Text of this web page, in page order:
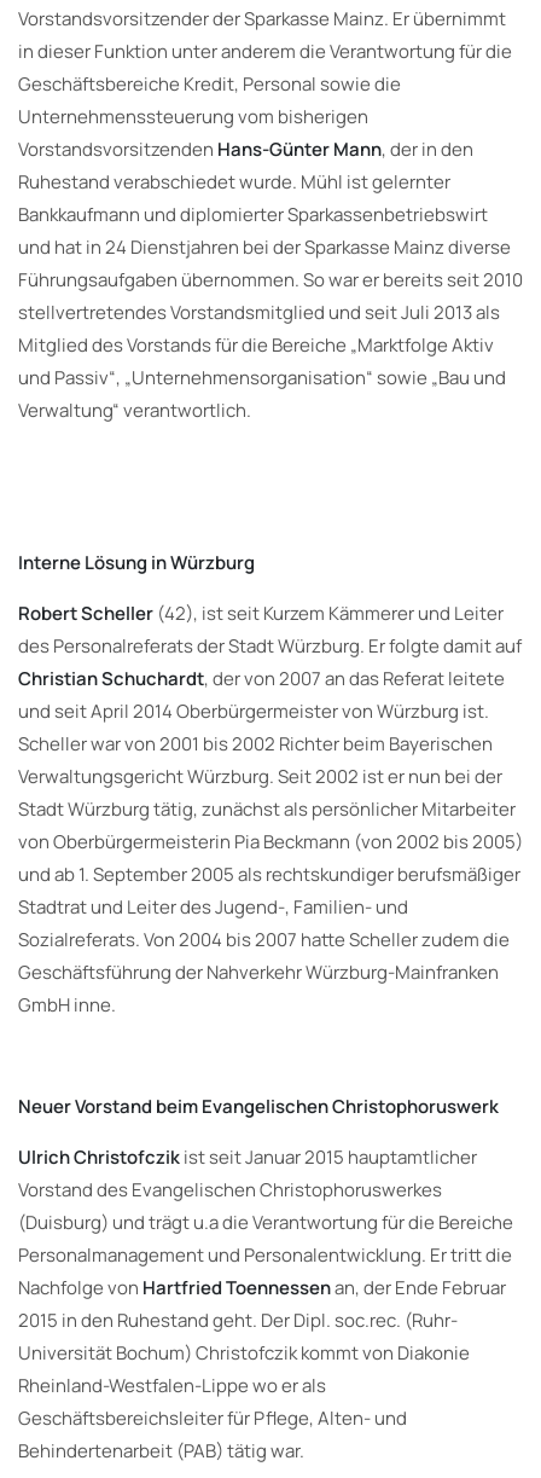
Vorstandsvorsitzender der Sparkasse Mainz. Er übernimmt
in dieser Funktion unter anderem die Verantwortung für die
Geschäftsbereiche Kredit, Personal sowie die
Unternehmenssteuerung vom bisherigen
Vorstandsvorsitzenden Hans-Günter Mann, der in den
Ruhestand verabschiedet wurde. Mühl ist gelernter
Bankkaufmann und diplomierter Sparkassenbetriebswirt
und hat in 24 Dienstjahren bei der Sparkasse Mainz diverse
Führungsaufgaben übernommen. So war er bereits seit 2010
stellvertretendes Vorstandsmitglied und seit Juli 2013 als
Mitglied des Vorstands für die Bereiche „Marktfolge Aktiv
und Passiv“, „Unternehmensorganisation“ sowie „Bau und
Verwaltung“ verantwortlich.
Interne Lösung in Würzburg
Robert Scheller (42), ist seit Kurzem Kämmerer und Leiter
des Personalreferats der Stadt Würzburg. Er folgte damit auf
Christian Schuchardt, der von 2007 an das Referat leitete
und seit April 2014 Oberbürgermeister von Würzburg ist.
Scheller war von 2001 bis 2002 Richter beim Bayerischen
Verwaltungsgericht Würzburg. Seit 2002 ist er nun bei der
Stadt Würzburg tätig, zunächst als persönlicher Mitarbeiter
von Oberbürgermeisterin Pia Beckmann (von 2002 bis 2005)
und ab 1. September 2005 als rechtskundiger berufsmäßiger
Stadtrat und Leiter des Jugend-, Familien- und
Sozialreferats. Von 2004 bis 2007 hatte Scheller zudem die
Geschäftsführung der Nahverkehr Würzburg-Mainfranken
GmbH inne.
Neuer Vorstand beimEvangelischen Christophoruswerk
Ulrich Christofczikist seit Januar 2015 hauptamtlicher
Vorstand des Evangelischen Christophoruswerkes
(Duisburg) und trägt u.a die Verantwortung für die Bereiche
Personalmanagement und Personalentwicklung. Er tritt die
Nachfolge von Hartfried Toennessenan, der Ende Februar
2015 in den Ruhestand geht. Der Dipl. soc.rec. (Ruhr-
Universität Bochum) Christofczik kommt von Diakonie
Rheinland-Westfalen-Lippe wo er als
Geschäftsbereichsleiter für Pflege, Alten- und
Behindertenarbeit (PAB) tätig war.